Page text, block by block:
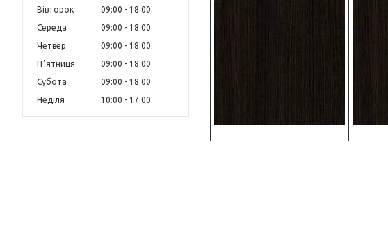
Вівторок
09:00
18:00
Середа
09:00
18:00
Четвер
09:00
18:00
Пʼятниця
09:00
18:00
Субота
09:00
18:00
Неділя
10:00 17:00